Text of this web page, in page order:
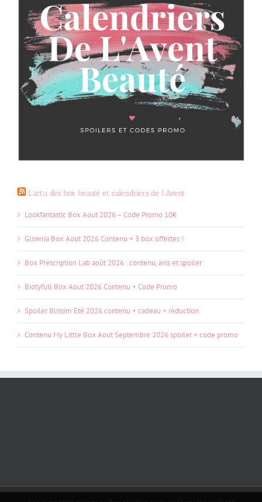
L’actu des box beauté et calendriers de l’Avent
Lookfantastic Box Aout 2026 – Code Promo 10€
Glowria Box Aout 2026 Contenu + 3 box offertes !
Box Prescription Lab août 2026 : contenu, avis et spoiler
Biotyfull Box Aout 2026 Contenu + Code Promo
Spoiler Blissim Eté 2026 contenu + cadeau + réduction
Contenu My Little Box Aout Septembre 2026 spoiler + code promo